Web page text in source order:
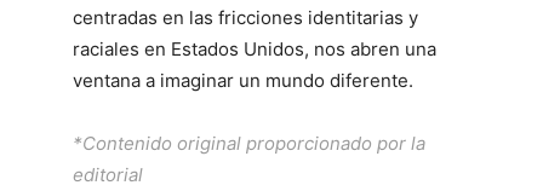
centradas en las fricciones identitarias y
raciales en Estados Unidos, nos abren una
ventana a imaginar un mundo diferente.
*Contenido original proporcionado por la
editorial